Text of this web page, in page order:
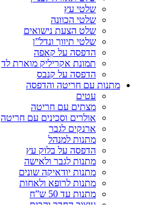
שלטי עץ
שלטי הכוונה
שלט הצעת נישואים
שלטי תיווך ונדל”ן
הדפסה על קאפה
תמונת אקריליק מוארת לד
הדפסה על קנבס
מתנות עם חריטה והדפסה
עטים
מצתים עם חריטה
אולרים וסכינים עם חריטה
ארנקים לגבר
מתנות למנהל
הדפסה על בלוק עץ
מתנות לגבר ולאישה
מתנות יודאיקה שונים
מתנות לרופא ולאחות
מתנות עד 50 ש”ח